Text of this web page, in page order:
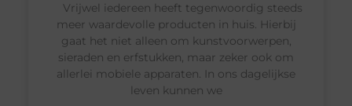
Vrijwel iedereen heeft tegenwoordig steeds
meer waardevolle producten in huis. Hierbij
gaat het niet alleen om kunstvoorwerpen,
sieraden en erfstukken, maar zeker ook om
allerlei mobiele apparaten. In ons dagelijkse
leven kunnen we